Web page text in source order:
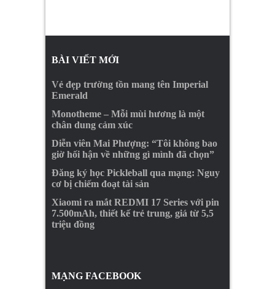
BÀI VIẾT MỚI
Vẻ đẹp trường tồn mang tên Imperial
Emerald
Monotheme – Mỗi mùi hương là một
chân dung cảm xúc
Diễn viên Mai Phượng: “Tôi không bao
giờ hối hận về những gì mình đã chọn”
Đăng ký học Pickleball qua mạng: Nguy
cơ bị chiếm đoạt tài sản
Xiaomi ra mắt REDMI 17 Series với pin
7.500mAh, thiết kế trẻ trung, giá từ 5,5
triệu đồng
MẠNG FACEBOOK